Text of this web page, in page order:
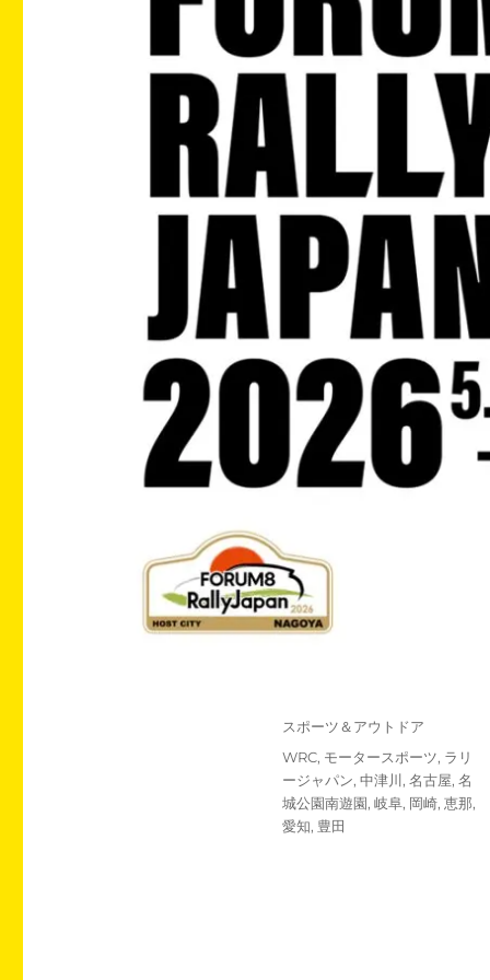
投
日:
カ
テ
リ
ー
スポーツ＆アウトドア
タ
グ
WRC, モータースポーツ, ラリ
ージャパン, 中津川, 名古屋, 名
城公園南遊園, 岐阜, 岡崎, 恵那,
愛知, 豊田